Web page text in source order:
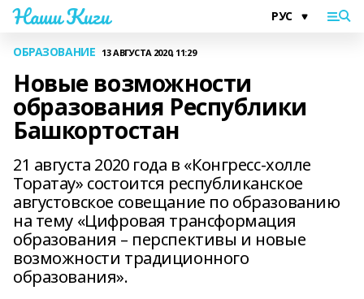
Наши Киги
ОБРАЗОВАНИЕ 13 АВГУСТА 2020, 11:29
Новые возможности
образования Республики
Башкортостан
21 августа 2020 года в «Конгресс-холле
Торатау» состоится республиканское
августовское совещание по образованию
на тему «Цифровая трансформация
образования – перспективы и новые
возможности традиционного
образования».